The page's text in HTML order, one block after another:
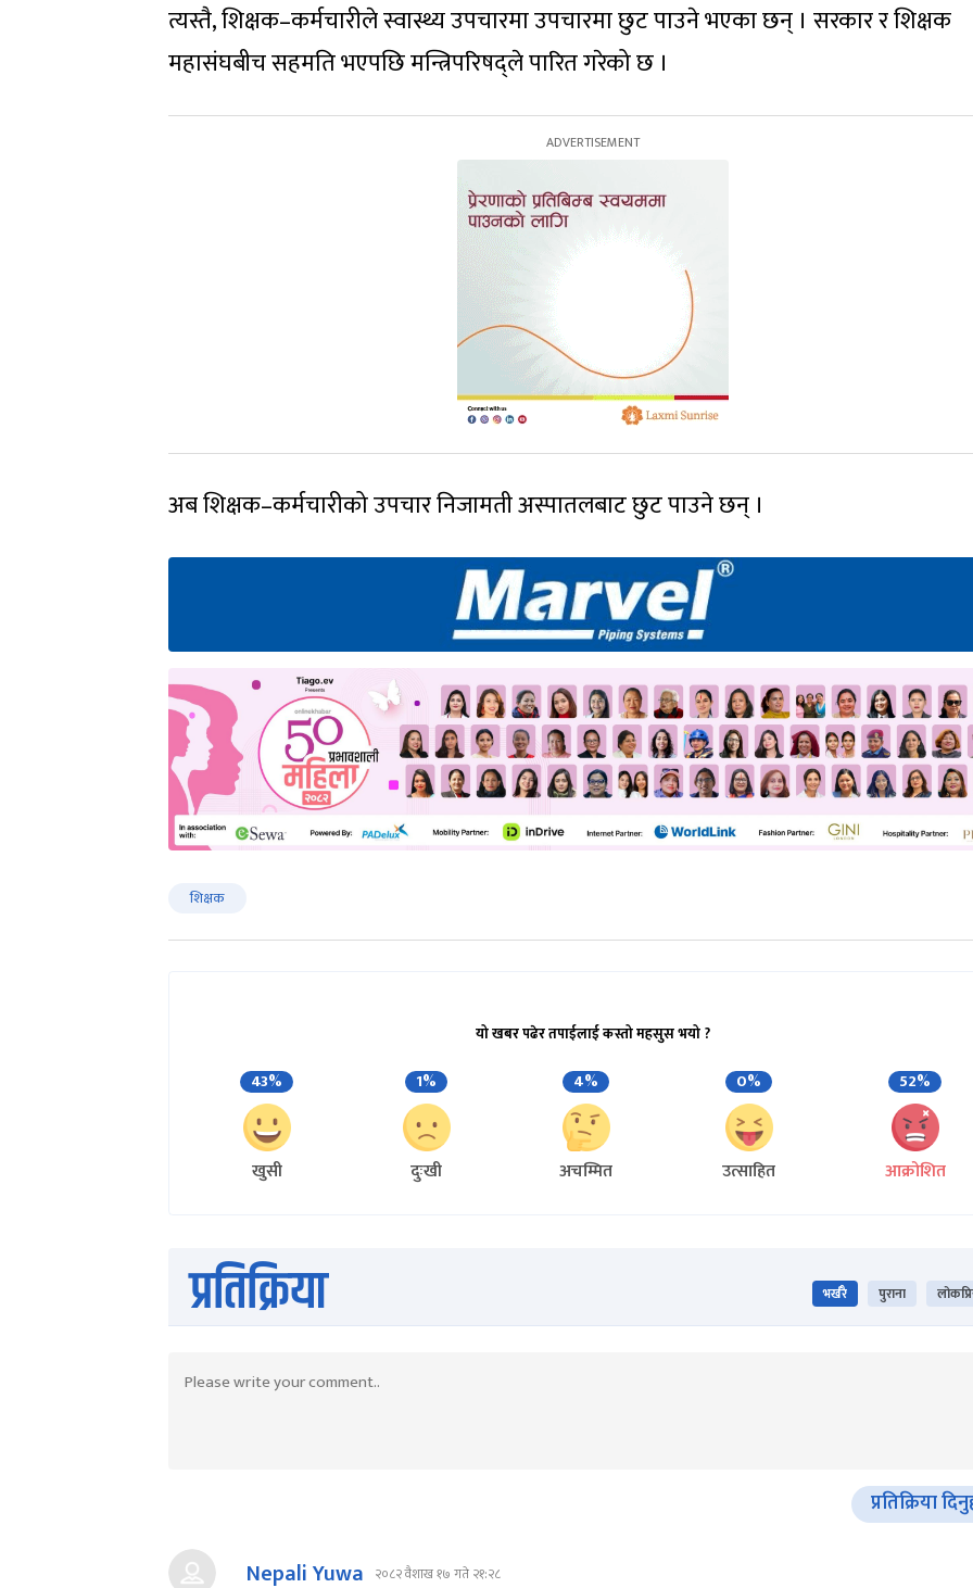
त्यस्तै, शिक्षक–कर्मचारीले स्वास्थ्य उपचारमा उपचारमा छुट पाउने भएका छन् । सरकार र शिक्षक
महासंघबीच सहमति भएपछि मन्त्रिपरिषद्ले पारित गरेको छ ।
अब शिक्षक–कर्मचारीको उपचार निजामती अस्पातलबाट छुट पाउने छन् ।
शिक्षक
यो खबर पढेर तपाईलाई कस्तो महसुस भयो ?
43%
खुसी
1%
दुःखी
4%
अचम्मित
0%
उत्साहित
52%
आक्रोशित
प्रतिक्रिया भर्खरै पुराना
प्रतिक्रिया
Nepali Yuwa २०८२ वैशाख १७ गते २१:२८